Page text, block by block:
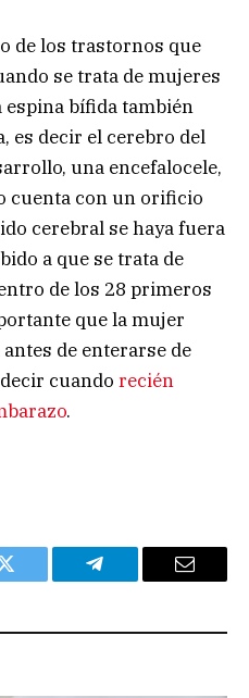
de los trastornos que
se trata de mujeres
espina bífida también
es decir el cerebro del
una encefalocele,
cuenta con un orificio
cerebral se haya fuera
a que se trata de
de los 28 primeros
que la mujer
de enterarse de
cuando recién
.
Twitter Telegram Email